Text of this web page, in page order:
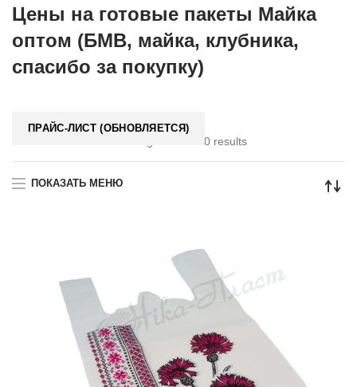
Цены на готовые пакеты Майка
оптом (БМВ, майка, клубника,
спасибо за покупку)
ПРАЙС-ЛИСТ (ОБНОВЛЯЕТСЯ)
Showing 1–12 of 20 results
ПОКАЗАТЬ МЕНЮ